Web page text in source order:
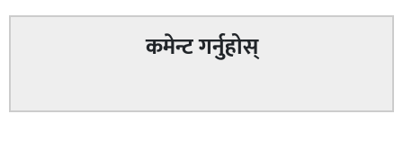
कमेन्ट गर्नुहोस्